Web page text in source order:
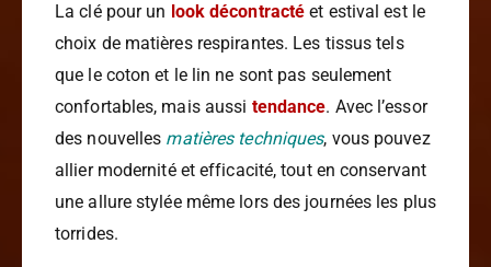
La clé pour un look décontracté et estival est le
choix de matières respirantes. Les tissus tels
que le coton et le lin ne sont pas seulement
confortables, mais aussi tendance. Avec l’essor
des nouvelles matières techniques, vous pouvez
allier modernité et efficacité, tout en conservant
une allure stylée même lors des journées les plus
torrides.